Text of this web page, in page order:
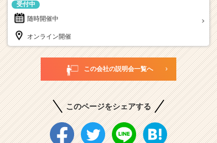
随時開催中
受付中
オンライン開催
この会社の説明会一覧へ
このページをシェアする